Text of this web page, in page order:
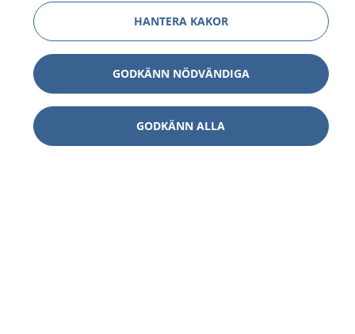
HANTERA KAKOR
GODKÄNN NÖDVÄNDIGA
GODKÄNN ALLA